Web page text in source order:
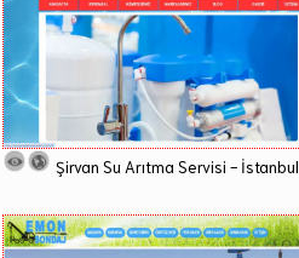
Şirvan Su Arıtma Servisi - İstanbul